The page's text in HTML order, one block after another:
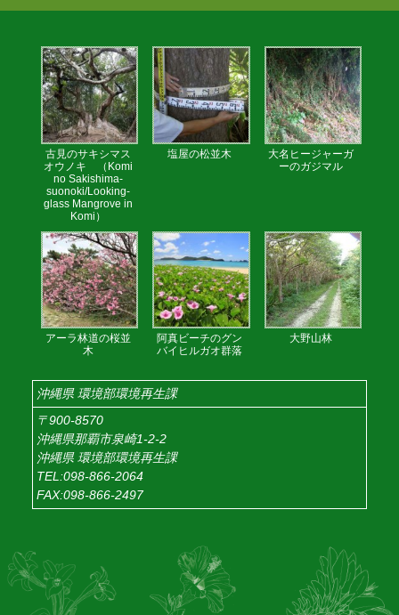
古見のサキシマス
オウノキ （Komi
no Sakishima-
suonoki/Looking-
glass Mangrove in
Komi）
塩屋の松並木
大名ヒージャーガ
ーのガジマル
アーラ林道の桜並
木
阿真ビーチのグン
バイヒルガオ群落
大野山林
沖縄県 環境部環境再生課
〒900-8570
沖縄県那覇市泉崎1-2-2
沖縄県 環境部環境再生課
TEL:098-866-2064
FAX:098-866-2497